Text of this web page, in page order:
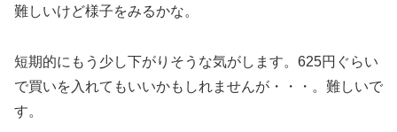
難しいけど様子をみるかな。
短期的にもう少し下がりそうな気がします。625円ぐらい
で買いを入れてもいいかもしれませんが・・・。難しいで
す。